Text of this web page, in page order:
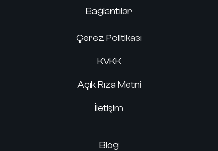
Bağlantılar
Çerez Politikası
KVKK
Açık Rıza Metni
İletişim
Blog